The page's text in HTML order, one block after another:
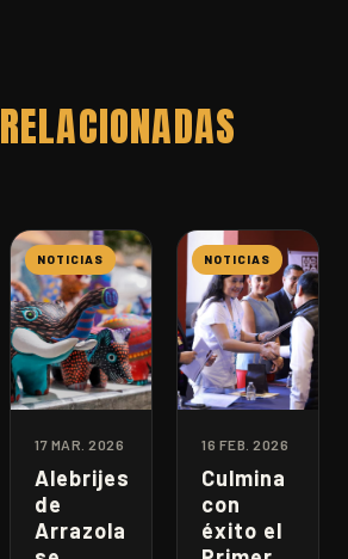
RELACIONADAS
NOTICIAS
17 MAR. 2026
Alebrijes
de
Arrazola
NOTICIAS
16 FEB. 2026
Culmina
con
éxito el